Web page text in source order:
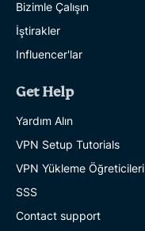
Bizimle Çalışın
İştirakler
Influencer'lar
Get Help
Yardım Alın
VPN Setup Tutorials
VPN Yükleme Öğreticileri
SSS
Contact support